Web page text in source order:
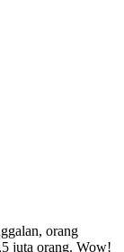
orang
juta orang. Wow!